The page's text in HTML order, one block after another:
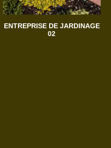
ENTREPRISE DE JARDINAGE
02